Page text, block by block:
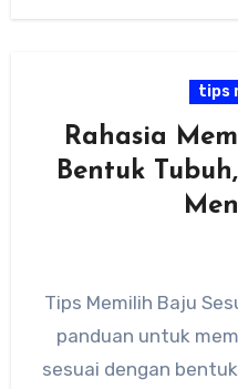
tips
Rahasia
Bentuk
Tips Memilih Baju
panduan untuk
sesuai dengan